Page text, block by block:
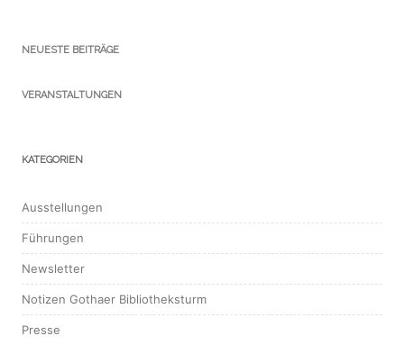
NEUESTE BEITRÄGE
VERANSTALTUNGEN
KATEGORIEN
Ausstellungen
Führungen
Newsletter
Notizen Gothaer Bibliotheksturm
Presse